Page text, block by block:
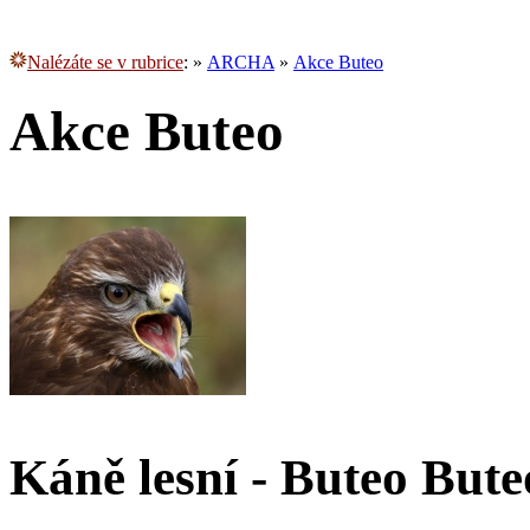
Nalézáte se v rubrice: » ARCHA » Akce Buteo
Akce Buteo
Káně lesní - Buteo